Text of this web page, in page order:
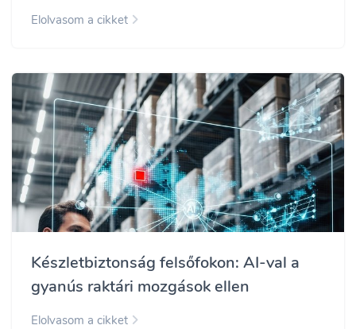
Elolvasom a cikket
Készletbiztonság felsőfokon: AI-val a
gyanús raktári mozgások ellen
Elolvasom a cikket